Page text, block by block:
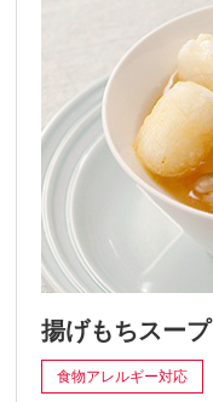
揚げもちスープ
食物アレルギー対応